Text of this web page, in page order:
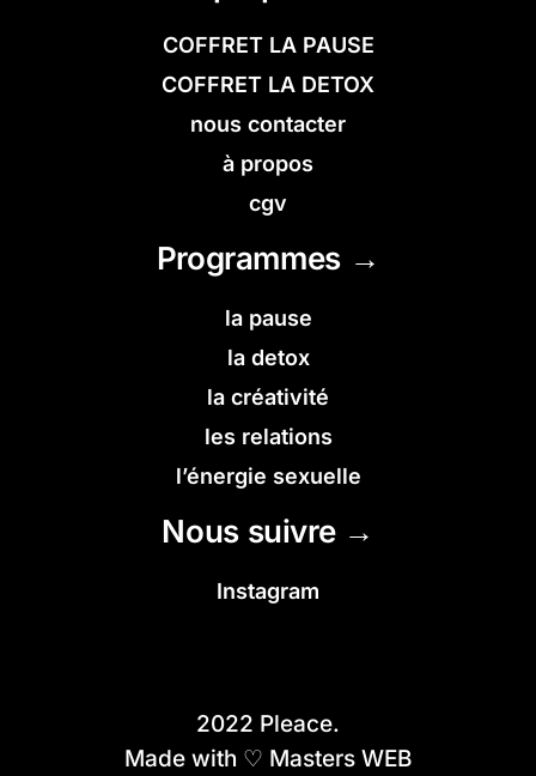
COFFRET LA PAUSE
COFFRET LA DETOX
nous contacter
à propos
cgv
Programmes →
la pause
la detox
la créativité
les relations
l’énergie sexuelle
Nous suivre →
Instagram
2022 Pleace.
Made with ♡ Masters WEB